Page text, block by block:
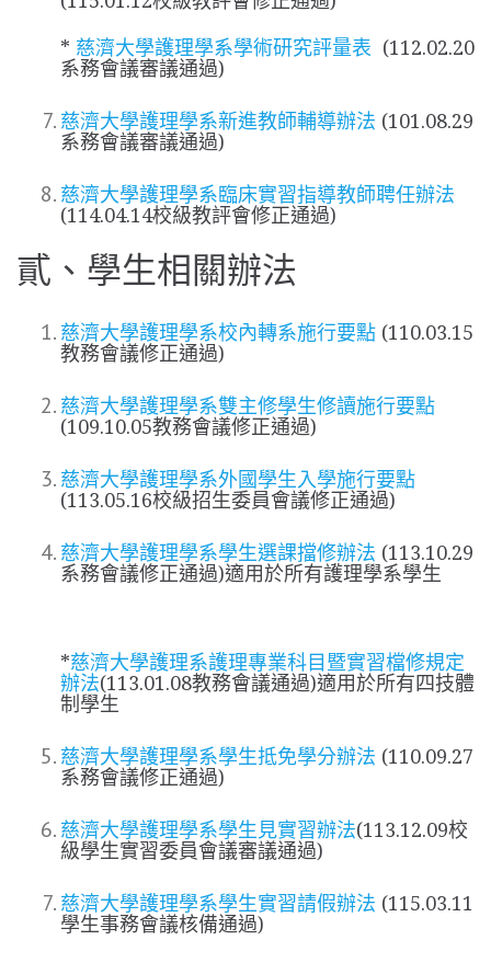
* 慈濟大學護理學系學術研究評量表 (112.02.20
系務會議審議通過)
慈濟大學護理學系新進教師輔導辦法 (101.08.29
系務會議審議通過)
慈濟大學護理學系臨床實習指導教師聘任辦法
(114.04.14校級教評會修正通過)
貳、學生相關辦法
慈濟大學護理學系校內轉系施行要點 (110.03.15
教務會議修正通過)
慈濟大學護理學系雙主修學生修讀施行要點
(109.10.05教務會議修正通過)
慈濟大學護理學系外國學生入學施行要點
(113.05.16校級招生委員會議修正通過)
慈濟大學護理學系學生選課擋修辦法 (113.10.29
系務會議修正通過)適用於所有護理學系學生
*慈濟大學護理系護理專業科目暨實習檔修規定
辦法(113.01.08教務會議通過)適用於所有四技體
制學生
慈濟大學護理學系學生抵免學分辦法 (110.09.27
系務會議修正通過)
慈濟大學護理學系學生見實習辦法(113.12.09校
級學生實習委員會議審議通過)
慈濟大學護理學系學生實習請假辦法 (115.03.11
學生事務會議核備通過)